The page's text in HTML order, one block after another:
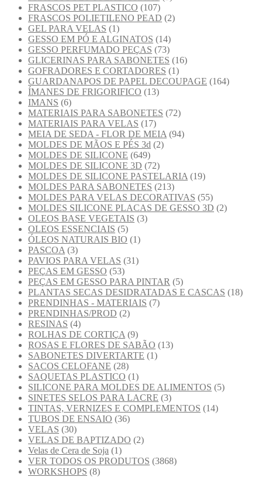
FRASCOS PET PLASTICO (107)
FRASCOS POLIETILENO PEAD (2)
GEL PARA VELAS (1)
GESSO EM PÓ E ALGINATOS (14)
GESSO PERFUMADO PEÇAS (73)
GLICERINAS PARA SABONETES (16)
GOFRADORES E CORTADORES (1)
GUARDANAPOS DE PAPEL DECOUPAGE (164)
ÍMANES DE FRIGORIFICO (13)
IMANS (6)
MATERIAIS PARA SABONETES (72)
MATERIAIS PARA VELAS (17)
MEIA DE SEDA - FLOR DE MEIA (94)
MOLDES DE MÃOS E PÉS 3d (2)
MOLDES DE SILICONE (649)
MOLDES DE SILICONE 3D (72)
MOLDES DE SILICONE PASTELARIA (19)
MOLDES PARA SABONETES (213)
MOLDES PARA VELAS DECORATIVAS (55)
MOLDES SILICONE PLACAS DE GESSO 3D (2)
OLEOS BASE VEGETAIS (3)
OLEOS ESSENCIAIS (5)
ÓLEOS NATURAIS BIO (1)
PASCOA (3)
PAVIOS PARA VELAS (31)
PEÇAS EM GESSO (53)
PEÇAS EM GESSO PARA PINTAR (5)
PLANTAS SECAS DESIDRATADAS E CASCAS (18)
PRENDINHAS - MATERIAIS (7)
PRENDINHAS/PROD (2)
RESINAS (4)
ROLHAS DE CORTIÇA (9)
ROSAS E FLORES DE SABÃO (13)
SABONETES DIVERTARTE (1)
SACOS CELOFANE (28)
SAQUETAS PLASTICO (1)
SILICONE PARA MOLDES DE ALIMENTOS (5)
SINETES SELOS PARA LACRE (3)
TINTAS, VERNIZES E COMPLEMENTOS (14)
TUBOS DE ENSAIO (36)
VELAS (30)
VELAS DE BAPTIZADO (2)
Velas de Cera de Soja (1)
VER TODOS OS PRODUTOS (3868)
WORKSHOPS (8)